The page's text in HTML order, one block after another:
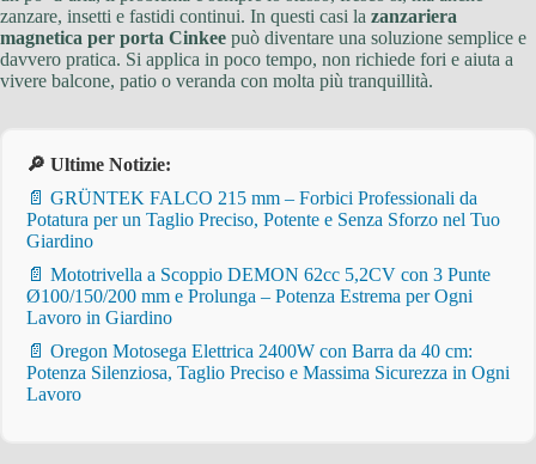
zanzare, insetti e fastidi continui. In questi casi la zanzariera
magnetica per porta Cinkee può diventare una soluzione semplice e
davvero pratica. Si applica in poco tempo, non richiede fori e aiuta a
vivere balcone, patio o veranda con molta più tranquillità.
🔎 Ultime Notizie:
📄 GRÜNTEK FALCO 215 mm – Forbici Professionali da
Potatura per un Taglio Preciso, Potente e Senza Sforzo nel Tuo
Giardino
📄 Mototrivella a Scoppio DEMON 62cc 5,2CV con 3 Punte
Ø100/150/200 mm e Prolunga – Potenza Estrema per Ogni
Lavoro in Giardino
📄 Oregon Motosega Elettrica 2400W con Barra da 40 cm:
Potenza Silenziosa, Taglio Preciso e Massima Sicurezza in Ogni
Lavoro